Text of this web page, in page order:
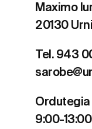
Maximo
20130
Tel. 943
Ordutegia
9:00-13:00